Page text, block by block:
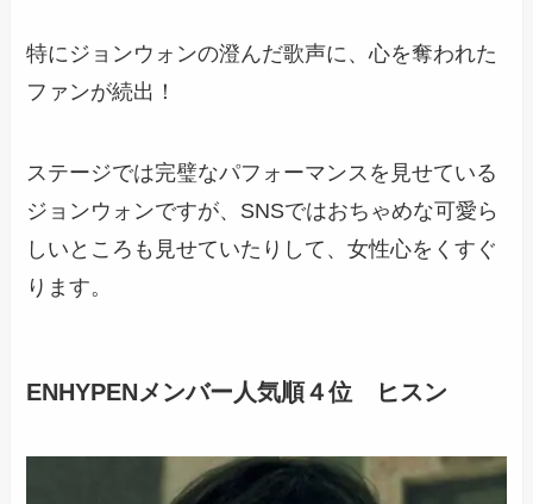
特にジョンウォンの澄んだ歌声に、心を奪われた
ファンが続出！
ステージでは完璧なパフォーマンスを見せている
ジョンウォンですが、 SNSではおちゃめな可愛ら
しいところも見せていたりして 、女性心をくすぐ
ります。
ENHYPENメンバー人気順４位 ヒスン